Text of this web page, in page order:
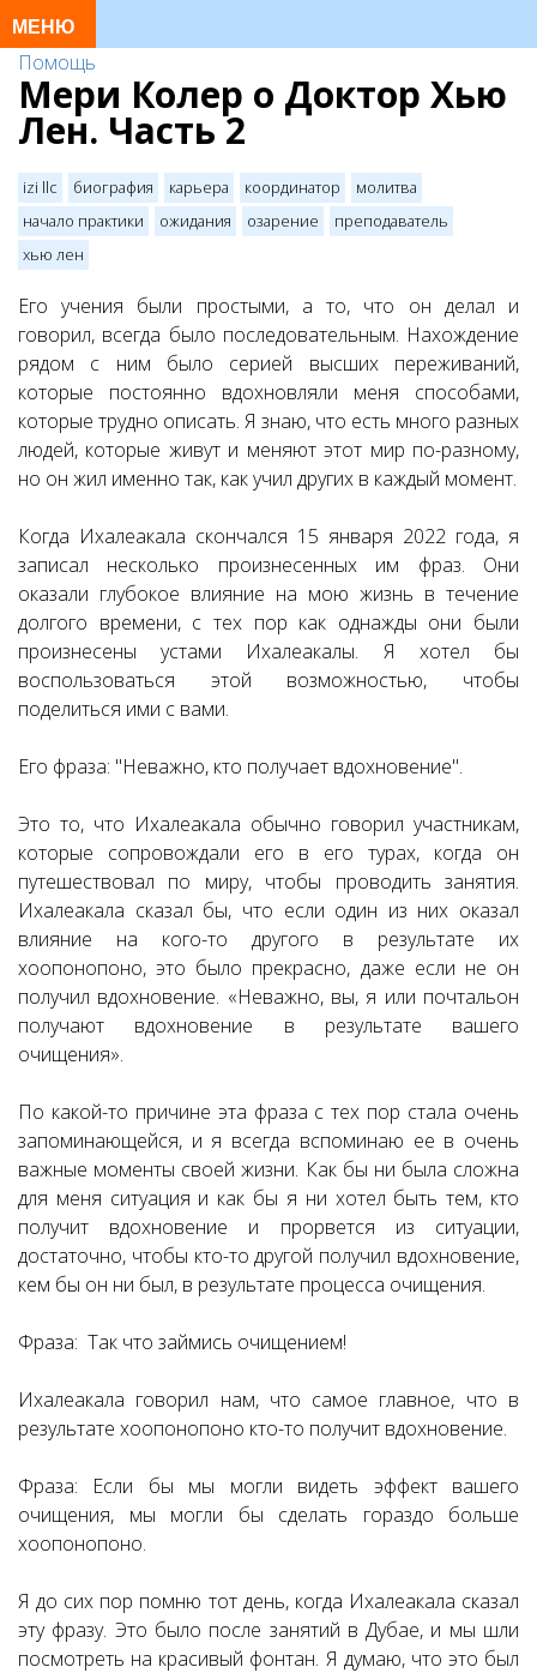
Помощь
Мери Колер о Доктор Хью
Лен. Часть 2
izi llc биография карьера координатор
молитва
начало практики
ожидания озарение
преподаватель
хью лен
Его учения были простыми, а то, что он делал и
говорил, всегда было последовательным. Нахождение
рядом с ним было серией высших переживаний,
которые постоянно вдохновляли меня способами,
которые трудно описать. Я знаю, что есть много разных
людей, которые живут и меняют этот мир по-разному,
но он жил именно так, как учил других в каждый момент.
Когда Ихалеакала скончался 15 января 2022 года, я
записал несколько произнесенных им фраз. Они
оказали глубокое влияние на мою жизнь в течение
долгого времени, с тех пор как однажды они были
произнесены устами Ихалеакалы. Я хотел бы
воспользоваться этой возможностью, чтобы
поделиться ими с вами.
Его фраза: "Неважно, кто получает вдохновение".
Это то, что Ихалеакала обычно говорил участникам,
которые сопровождали его в его турах, когда он
путешествовал по миру, чтобы проводить занятия.
Ихалеакала сказал бы, что если один из них оказал
влияние на кого-то другого в результате их
хоопонопоно, это было прекрасно, даже если не он
получил вдохновение. «Неважно, вы, я или почтальон
получают вдохновение в результате вашего
очищения».
По какой-то причине эта фраза с тех пор стала очень
запоминающейся, и я всегда вспоминаю ее в очень
важные моменты своей жизни. Как бы ни была сложна
для меня ситуация и как бы я ни хотел быть тем, кто
получит вдохновение и прорвется из ситуации,
достаточно, чтобы кто-то другой получил вдохновение,
кем бы он ни был, в результате процесса очищения.
Фраза: Так что займись очищением!
Ихалеакала говорил нам, что самое главное, что в
результате хоопонопоно кто-то получит вдохновение.
Фраза: Если бы мы могли видеть эффект вашего
очищения, мы могли бы сделать гораздо больше
хоопонопоно.
Я до сих пор помню тот день, когда Ихалеакала сказал
эту фразу. Это было после занятий в Дубае, и мы шли
посмотреть на красивый фонтан. Я думаю, что это был